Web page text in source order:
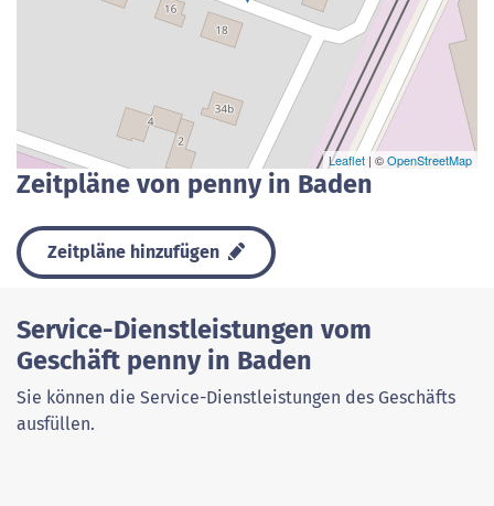
Leaflet | ©OpenStreetMap
Zeitpläne von penny in Baden
Zeitpläne hinzufügen
Service-Dienstleistungen vom
Geschäft penny in Baden
Sie können die Service-Dienstleistungen des Geschäfts
ausfüllen.